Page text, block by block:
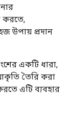
করতে,
উপায় প্রদান
একটি ধারা,
তৈরি করা
এটি ব্যবহার